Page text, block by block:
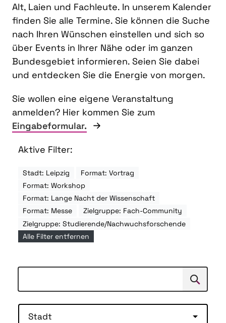
Alt, Laien und Fachleute. In unserem Kalender
finden Sie alle Termine. Sie können die Suche
nach Ihren Wünschen einstellen und sich so
über Events in Ihrer Nähe oder im ganzen
Bundesgebiet informieren. Seien Sie dabei
und entdecken Sie die Energie von morgen.
Sie wollen eine eigene Veranstaltung
anmelden? Hier kommen Sie zum
Eingabeformular.
Aktive Filter:
Stadt: Leipzig
Format: Vortrag
Format: Workshop
Format: Lange Nacht der Wissenschaft
Format: Messe
Zielgruppe: Fach-Community
Zielgruppe: Studierende/Nachwuchsforschende
Alle Filter entfernen
Suchen
Stadt